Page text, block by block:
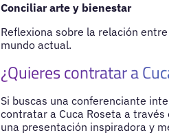
Conciliar arte y bienestar
Reflexiona sobre la relación
mundo actual.
¿Quieres contratar a
Si buscas una conferenciante
contratar a Cuca Roseta a través
una presentación inspiradora y